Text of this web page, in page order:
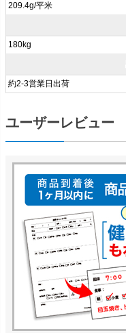
209.4g/平米
180kg
約2-3営業日出荷
ユーザーレビュー